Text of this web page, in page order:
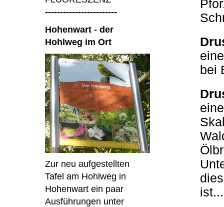
------------------------
Hohenwart - der
Hohlweg im Ort
Zur neu aufgestellten
Tafel am Hohlweg in
Hohenwart ein paar
Ausführungen unter
bei
ist...